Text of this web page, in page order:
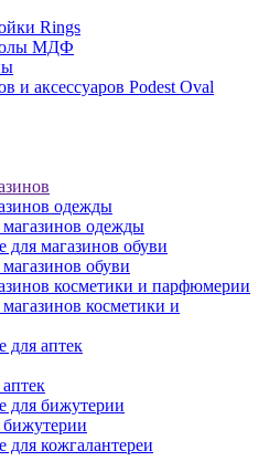
Rings
МДФ
и аксессуаров Podest Oval
одежды
одежды
для магазинов обуви
обуви
косметики и парфюмерии
косметики и
для аптек
для бижутерии
для кожгалантереи